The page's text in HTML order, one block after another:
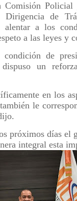
Comisión
de
alentar a los
a las leyes y
de
un
en los
le
próximos días el
integral esta